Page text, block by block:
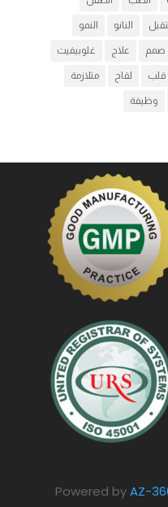
النانو النمو
صمم علاج غلوبيفيت
قلب لقاح متلازمة
وظيفة
Powered byAZ-